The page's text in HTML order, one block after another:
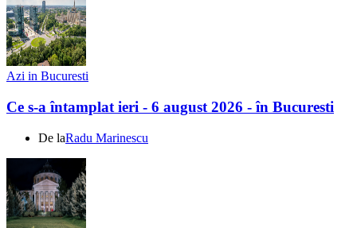
Azi in Bucuresti
Ce s-a întamplat ieri - 6 august 2026 - în Bucuresti
De laRadu Marinescu